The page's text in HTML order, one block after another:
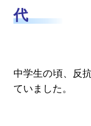
代
中学生の頃、反
ていました。